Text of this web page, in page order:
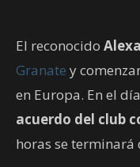
El reconocido
Granate y
en Europa. En el
acuerdo del club
horas se terminará